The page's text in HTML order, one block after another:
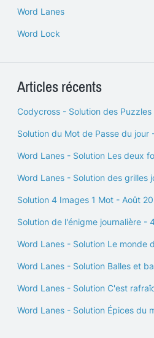
Word Lanes
Word Lock
Articles récents
Codycross - Solution des
Solution du Mot de Passe du jour
Word Lanes - Solution Les deux
Word Lanes - Solution des grilles
Solution 4 Images 1 Mot - Août
Solution de l'énigme journalière -
Word Lanes - Solution Le
Word Lanes - Solution Balles et
Word Lanes - Solution C'est
Word Lanes - Solution Épices du